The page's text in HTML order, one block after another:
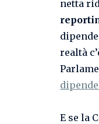
netta
realtà
E se la